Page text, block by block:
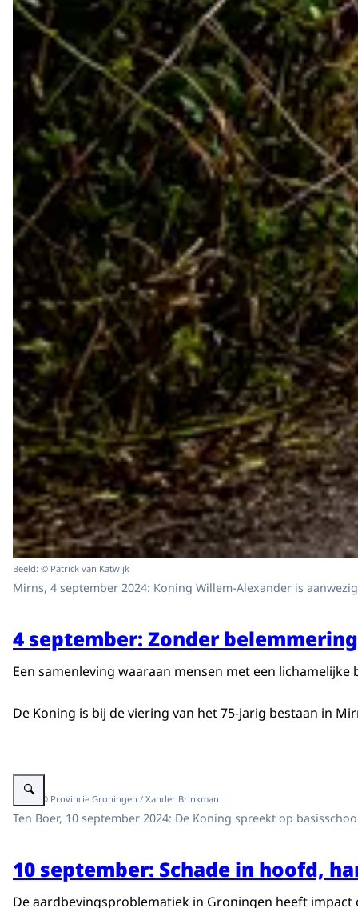
Beeld: © Patrick van Katwijk
Mirns, 4 september 2024: Koning Willem-Alexander is
4 september: Zonder
Een samenleving waaraan mensen met een
De Koning is bij de viering van het 75-jarig bestaan in
Vergroot afbeelding Koning bezoekt Ten Boer voor gesprekken met
Beeld: © Provincie Groningen / Xander Brinkman
Ten Boer, 10 september 2024: De Koning spreekt op
10 september: Schade in hoofd,
De aardbevingsproblematiek in Groningen heeft